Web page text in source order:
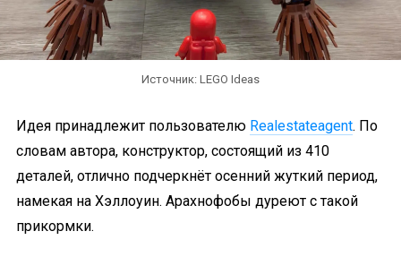
Источник: LEGO Ideas
Идея принадлежит пользователю Realestateagent. По
словам автора, конструктор, состоящий из 410
деталей, отлично подчеркнёт осенний жуткий период,
намекая на Хэллоуин. Арахнофобы дуреют с такой
прикормки.